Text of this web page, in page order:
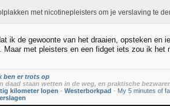
met nicotinepleisters om je verslaving te
ik de gewoonte van het draaien, opsteken en
Maar met pleisters en een fidget iets zou ik het
ben er trots op
daad staan wetten in de weg, en praktische
kilometer lopen - Westerborkpad - My 5 minutes of